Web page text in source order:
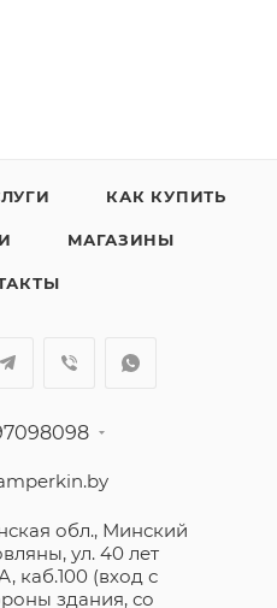
КАК КУПИТЬ
МАГАЗИНЫ
обл., Минский
ул. 40 лет
каб.100 (вход с
здания, со